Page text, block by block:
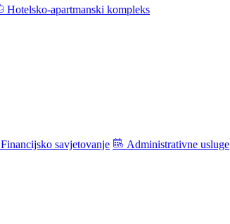
Hotelsko-apartmanski kompleks
Financijsko savjetovanje Administrativne usluge